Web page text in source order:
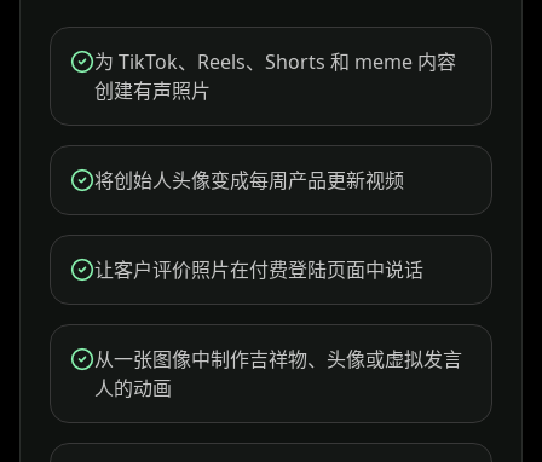
为 TikTok、Reels、Shorts 和 meme 内容
创建有声照片
将创始人头像变成每周产品更新视频
让客户评价照片在付费登陆页面中说话
从一张图像中制作吉祥物、头像或虚拟发言
人的动画